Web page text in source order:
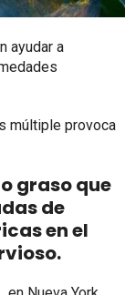
ayudar a
múltiple provoca
graso que
de
en el